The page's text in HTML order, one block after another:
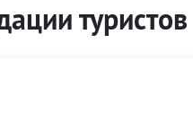
туристов